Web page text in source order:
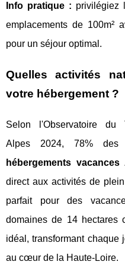
Info pratique : privilégiez
emplacements de 100m²
pour un séjour optimal.
Quelles activités
votre hébergement ?
Selon l'Observatoire du
Alpes 2024, 78% des
hébergements vacances
direct aux activités de
parfait pour des
domaines de 14 hectares
idéal, transformant chaque
au cœur de la Haute-Loire.